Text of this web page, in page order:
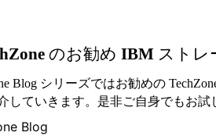
のお勧め IBM スト
Blog シリーズではお勧めの
していきます。 是非ご自身でもお試
Blog